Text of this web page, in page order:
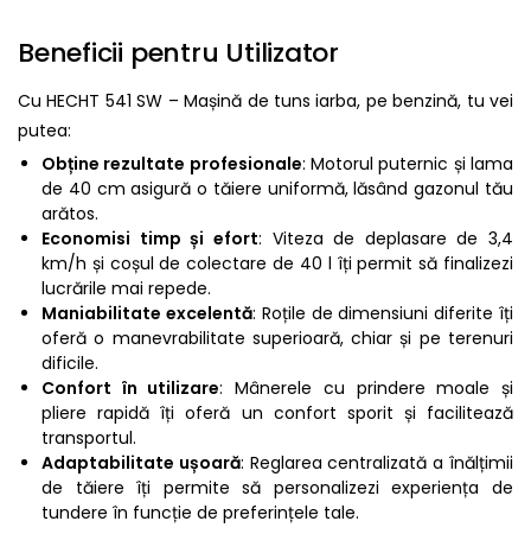
Beneficii pentru Utilizator
Cu HECHT 541 SW – Mașină de tuns iarba, pe benzină, tu vei
putea:
Obține rezultate profesionale: Motorul puternic și lama
de 40 cm asigură o tăiere uniformă, lăsând gazonul tău
arătos.
Economisi timp și efort: Viteza de deplasare de 3,4
km/h și coșul de colectare de 40 l îți permit să finalizezi
lucrările mai repede.
Maniabilitate excelentă: Roțile de dimensiuni diferite îți
oferă o manevrabilitate superioară, chiar și pe terenuri
dificile.
Confort în utilizare: Mânerele cu prindere moale și
pliere rapidă îți oferă un confort sporit și facilitează
transportul.
Adaptabilitate ușoară: Reglarea centralizată a înălțimii
de tăiere îți permite să personalizezi experiența de
tundere în funcție de preferințele tale.